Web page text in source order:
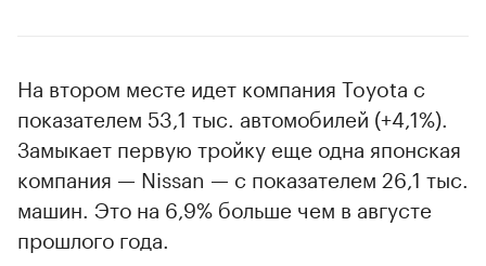
На втором месте идет компания Toyota с
показателем 53,1 тыс. автомобилей (+4,1%).
Замыкает первую тройку еще одна японская
компания — Nissan — с показателем 26,1 тыс.
машин. Это на 6,9% больше чем в августе
прошлого года.